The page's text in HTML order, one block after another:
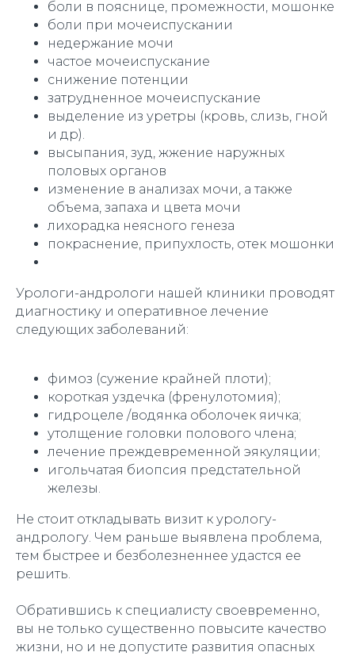
боли в пояснице, промежности, мошонке
боли при мочеиспускании
недержание мочи
частое мочеиспускание
снижение потенции
затрудненное мочеиспускание
выделение из уретры (кровь, слизь, гной
и др).
высыпания, зуд, жжение наружных
половых органов
изменение в анализах мочи, а также
объема, запаха и цвета мочи
лихорадка неясного генеза
покраснение, припухлость, отек мошонки
Урологи-андрологи нашей клиники проводят
диагностику и оперативное лечение
следующих заболеваний:
фимоз (сужение крайней плоти);
короткая уздечка (френулотомия);
гидроцеле /водянка оболочек яичка;
утолщение головки полового члена;
лечение преждевременной эякуляции;
игольчатая биопсия предстательной
железы.
Не стоит откладывать визит к урологу-
андрологу. Чем раньше выявлена проблема,
тем быстрее и безболезненнее удастся ее
решить.
Обратившись к специалисту своевременно,
вы не только существенно повысите качество
жизни, но и не допустите развития опасных